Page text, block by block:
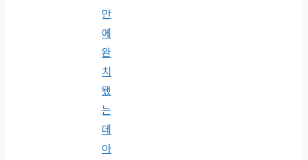
만
에
완
치
됐
는
데
아